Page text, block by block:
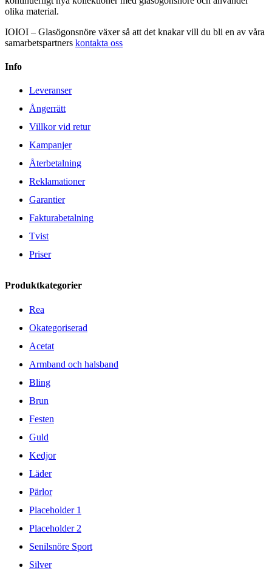
olika material.
IOIOI – Glasögonsnöre växer så att det knakar vill du bli en av våra
samarbetspartners kontakta oss
Info
Leveranser
Ångerrätt
Villkor vid retur
Kampanjer
Återbetalning
Reklamationer
Garantier
Fakturabetalning
Tvist
Priser
Produktkategorier
Rea
Okategoriserad
Acetat
Armband och halsband
Bling
Brun
Festen
Guld
Kedjor
Läder
Pärlor
Placeholder 1
Placeholder 2
Senilsnöre Sport
Silver